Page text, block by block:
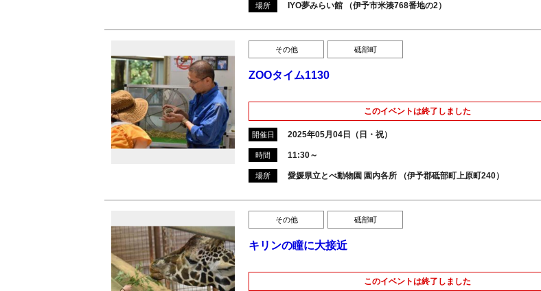
場所 IYO夢みらい館 （伊予市米湊768番地の2）
その他 砥部町
ZOOタイム1130
このイベントは終了しました
開催日 2025年05月04日（日・祝）
時間 11:30～
場所 愛媛県立とべ動物園 園内各所 （伊予郡砥部町上原町240）
その他 砥部町
キリンの瞳に大接近
このイベントは終了しました